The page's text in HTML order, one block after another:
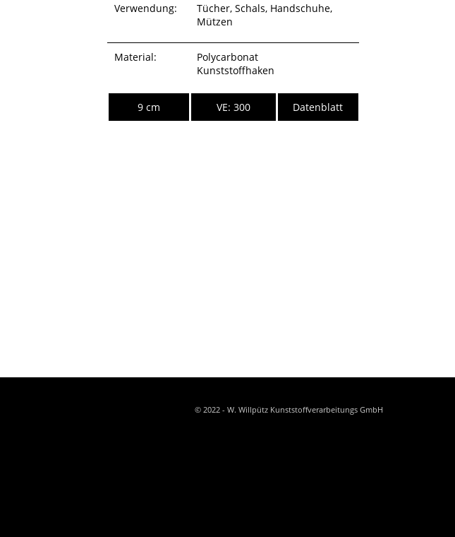
Verwendung:
Tücher, Schals, Handschuhe,
Mützen
Material:
Polycarbonat
Kunststoffhaken
9 cm VE: 300 Datenblatt
© 2022 - W. Willpütz Kunststoffverarbeitungs GmbH